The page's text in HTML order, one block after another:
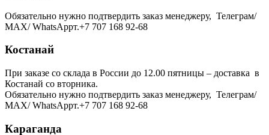
Обязательно нужно подтвердить заказ менеджеру, Телеграм/
МАХ/ WhatsAppт.+7 707 168 92-68
Костанай
При заказе со склада в России до 12.00 пятницы – доставка в
Костанай со вторника.
Обязательно нужно подтвердить заказ менеджеру, Телеграм/
МАХ/ WhatsAppт.+7 707 168 92-68
Караганда